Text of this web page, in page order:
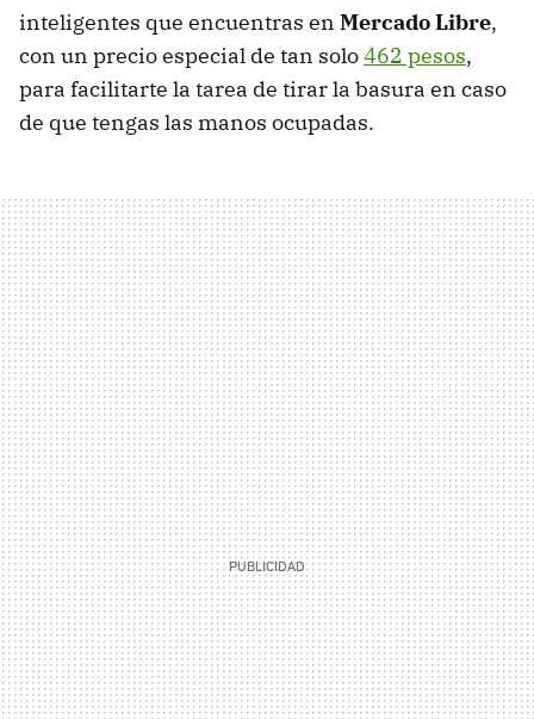
inteligentes que encuentras en Mercado Libre,
con un precio especial de tan solo462 pesos,
para facilitarte la tarea de tirar la basura en caso
de que tengas las manos ocupadas.